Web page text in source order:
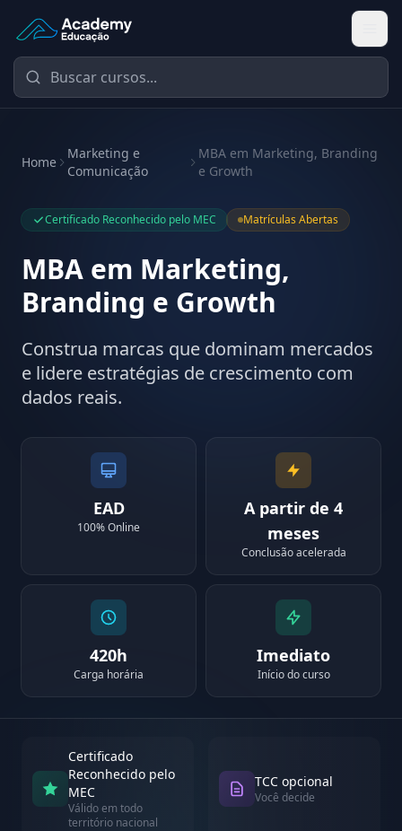
Academy Educação — Página Inicial
Home
Marketing e
Comunicação
MBA em Marketing, Branding
e Growth
Certificado Reconhecido pelo MEC Matrículas Abertas
MBA em Marketing,
Branding e Growth
Construa marcas que dominam mercados
e lidere estratégias de crescimento com
dados reais.
EAD
100% Online
A partir de 4
meses
Conclusão acelerada
420h
Carga horária
Imediato
Início do curso
Certificado
Reconhecido pelo
MEC
Válido em todo
território nacional
TCC opcional
Você decide